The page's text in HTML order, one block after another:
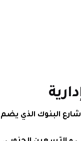
البنوك الذي يضم